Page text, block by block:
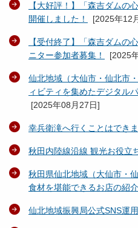
【大好評！】「森吉ダムの
開催しました！
[2025年12
【受付終了】「森吉ダムの
ニター参加者募集！
[2025
仙北地域（大仙市・仙北市
ィビティを集めたデジタル
[2025年08月27日]
幸兵衛滝へ行くことはできま
秋田内陸線沿線 観光お役立
秋田県仙北地域（大仙市・
食材を堪能できるお店の紹介
仙北地域振興局公式SNS運